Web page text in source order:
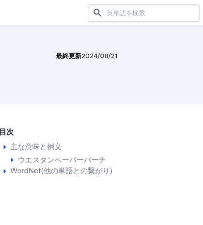
最終更新2024/08/21
目次
主な意味と例文
ウエスタンペーパーバーチ
WordNet(他の単語との繋がり)